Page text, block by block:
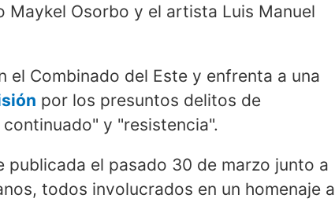
Osorbo y el artista Luis Manuel
el Combinado del Este y enfrenta a una
por los presuntos delitos de
y "resistencia".
publicada el pasado 30 de marzo junto a
todos involucrados en un homenaje a